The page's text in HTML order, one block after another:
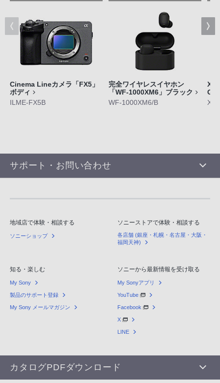
Cinema Lineカメラ「FX5」
ボディ
ILME-FX5B
完全ワイヤレスイヤホン
「WF-1000XM6」ブラック
WF-1000XM6/B
サポート・お問い合わせ
地域店で体験・相談する
ソニーショップ
ソニーストアで体験・相談する
各店舗 (銀座・札幌・名古屋・大阪・
福岡天神)
知る・楽しむ
My Sony
製品のサポート登録
My Sony メールマガジン
ソニーから最新情報を受け取る
My Sonyアプリ
YouTube
Facebook
X
LINE
カタログPDFダウンロード